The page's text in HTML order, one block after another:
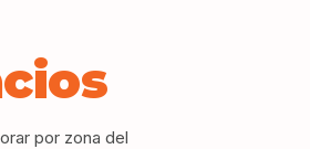
por zona del